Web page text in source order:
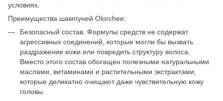
условиях.
Преимущества шампуней Olorchee:
Безопасный состав. Формулы средств не содержат
агрессивных соединений, которые могли бы вызвать
раздражение кожи или повредить структуру волоса.
Вместо этого состав обогащен полезными натуральными
маслами, витаминами и растительными экстрактами,
которые деликатно очищают даже чувствительную кожу
головы.